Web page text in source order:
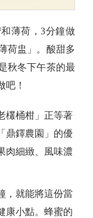
薄荷，3分鐘做
荷盅」。酸甜多
秋冬下午茶的最
吧！
欉桶柑」正等著
鼎鐸農園」的優
肉細緻、風味濃
，就能將這份當
康小點。蜂蜜的